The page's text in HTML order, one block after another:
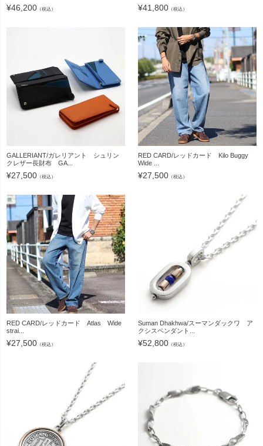
¥46,200 （税込） ¥41,800 （税込）
GALLERIANT/ガレリアント シュリン
クレザー長財布 GA...
¥27,500 （税込）
RED CARD/レッドカード Kilo Buggy
Wide ...
¥27,500 （税込）
RED CARD/レッドカード Atlas Wide
strai...
¥27,500 （税込）
Suman Dhakhwa/スーマンダックワ ア
クシスペンダント...
¥52,800 （税込）